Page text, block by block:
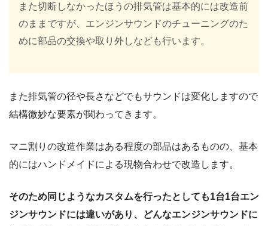
また切断しなかったほうの排気管は基本的には改造前
のままですが、エンジンサウンドのチューニングのた
めに部品の交換や取り外しなども行います。
また排気管の径や長さなどでもサウンドは変化しますので
結構微妙な要素が関わってきます。
マニ割りの改造作業はある程度の部品はあるものの、基本
的にはハンドメイドによる現物合わせで改造します。
そのため同じようなカスタムを行ったとしても1台1台エン
ジンサウンドには違いがあり、どんなエンジンサウンドに